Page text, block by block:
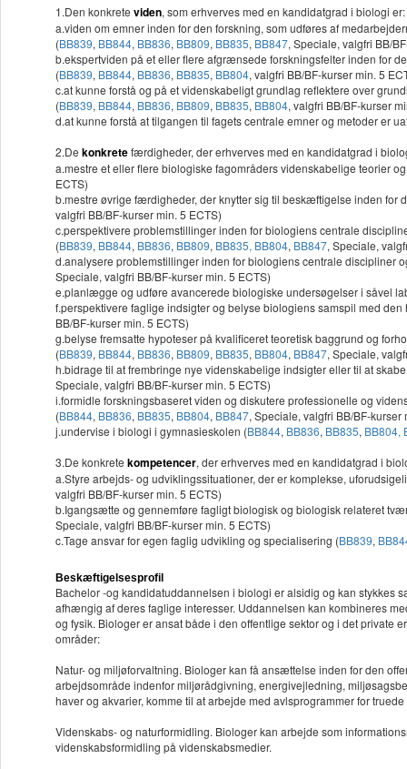
1.Den konkrete viden, som erhverves med en kandidatgrad i biologi er:
a.viden om emner inden for den forskning, som udføres af
(BB839, BB844, BB836, BB809, BB835, BB847, Speciale, valgfri BB/
b.ekspertviden på et eller flere afgrænsede forskningsfelter inden for
(BB839, BB844, BB836, BB835, BB804, valgfri BB/BF-kurser min. 5
c.at kunne forstå og på et videnskabeligt grundlag reflektere over
(BB839, BB844, BB836, BB809, BB835, BB804, valgfri BB/BF-kurser
d.at kunne forstå at tilgangen til fagets centrale emner og metoder er
2.De konkretefærdigheder, der erhverves med en kandidatgrad i
a.mestre et eller flere biologiske fagområders videnskabelige teorier
ECTS)
b.mestre øvrige færdigheder, der knytter sig til beskæftigelse inden for
valgfri BB/BF-kurser min. 5 ECTS)
c.perspektivere problemstillinger inden for biologiens centrale
(BB839, BB844, BB836, BB809, BB835, BB804, BB847, Speciale,
d.analysere problemstillinger inden for biologiens centrale discipliner
Speciale, valgfri BB/BF-kurser min. 5 ECTS)
e.planlægge og udføre avancerede biologiske undersøgelser i såvel
f.perspektivere faglige indsigter og belyse biologiens samspil med
BB/BF-kurser min. 5 ECTS)
g.belyse fremsatte hypoteser på kvalificeret teoretisk baggrund og
(BB839, BB844, BB836, BB809, BB835, BB804, BB847, Speciale,
h.bidrage til at frembringe nye videnskabelige indsigter eller til at
Speciale, valgfri BB/BF-kurser min. 5 ECTS)
i.formidle forskningsbaseret viden og diskutere professionelle og
(BB844, BB836, BB835, BB804, BB847, Speciale, valgfri BB/BF-kurser
j.undervise i biologi i gymnasieskolen (BB844, BB836, BB835, BB804,
3.De konkrete kompetencer, der erhverves med en kandidatgrad i
a.Styre arbejds- og udviklingssituationer, der er komplekse,
valgfri BB/BF-kurser min. 5 ECTS)
b.Igangsætte og gennemføre fagligt biologisk og biologisk relateret
Speciale, valgfri BB/BF-kurser min. 5 ECTS)
c.Tage ansvar for egen faglig udvikling og specialisering (BB839,
Beskæftigelsesprofil
Bachelor -og kandidatuddannelsen i biologi er alsidig og kan stykkes
afhængig af deres faglige interesser. Uddannelsen kan kombineres
og fysik. Biologer er ansat både i den offentlige sektor og i det
områder:
Natur- og miljøforvaltning. Biologer kan få ansættelse inden for den
arbejdsområde indenfor miljørådgivning, energivejledning,
haver og akvarier, komme til at arbejde med avlsprogrammer for truede
Videnskabs- og naturformidling. Biologer kan arbejde som
videnskabsformidling på videnskabsmedier.